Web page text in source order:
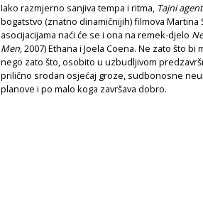
Iako razmjerno sanjiva tempa i ritma, Tajni
bogatstvo (znatno dinamičnijih) filmova
asocijacijama naći će se i ona na remek-djelo
Men, 2007) Ethana i Joela Coena. Ne zato što bi
nego zato što, osobito u uzbudljivom
prilično srodan osjećaj groze, sudbonosne
planove i po malo koga završava dobro.